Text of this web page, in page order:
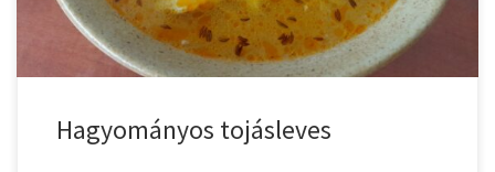
sózzuk, […]
Hagyományos tojásleves